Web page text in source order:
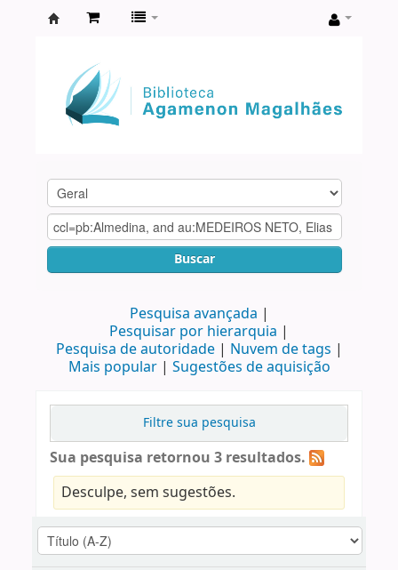
Agamenon
Magalhães
Buscar
Pesquisa avançada
Pesquisar por hierarquia
Pesquisa de autoridade
Nuvem de tags
Mais popular
Sugestões de aquisição
Filtre sua pesquisa
Sua pesquisa retornou 3 resultados.
Desculpe, sem sugestões.